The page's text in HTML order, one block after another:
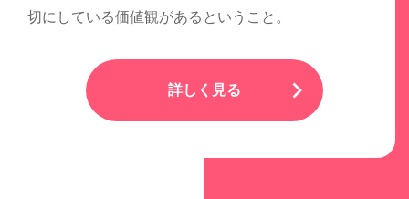
切にしている価値観があるということ。
詳しく見る